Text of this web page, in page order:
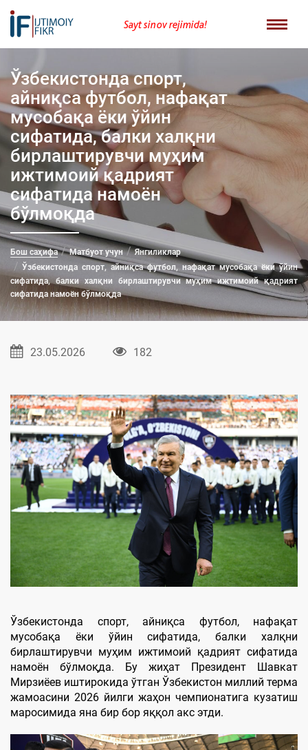
Sayt sinov rejimida!
Ўзбекистонда спорт,
айниқса футбол, нафақат
мусобақа ёки ўйин
сифатида, балки халқни
бирлаштирувчи муҳим
ижтимоий қадрият
сифатида намоён
бўлмоқда
Бош саҳифа Матбуот учун
Янгиликлар
Ўзбекистонда спорт, айниқса футбол, нафақат мусобақа ёки ўйин
сифатида, балки халқни бирлаштирувчи муҳим ижтимоий қадрият
сифатида намоён бўлмоқда
23.05.2026 182
Ўзбекистонда спорт, айниқса футбол, нафақат
мусобақа ёки ўйин сифатида, балки халқни
бирлаштирувчи муҳим ижтимоий қадрият сифатида
намоён бўлмоқда. Бу жиҳат Президент Шавкат
Мирзиёев иштирокида ўтган Ўзбекистон миллий терма
жамоасини 2026 йилги жаҳон чемпионатига кузатиш
маросимида яна бир бор яққол акс этди.